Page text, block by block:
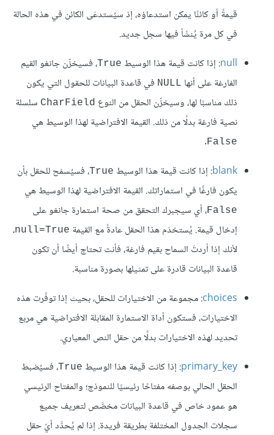
قيمةً أو كائنًا يمكن استدعاؤه، إذ سيُستدعَى الكائن في هذه الحالة
في كل مرة يُنشَأ فيها سجل جديد.
null: إذا كانت قيمة هذا الوسيط True، فسيخزّن جانغو القيم
الفارغة على أنها NULL في قاعدة البيانات للحقول التي يكون
ذلك مناسبًا لها، وسيخزّن الحقل من النوع CharField سلسلة
نصية فارغة بدلًا من ذلك. القيمة الافتراضية لهذا الوسيط هي
False
.
blank: إذا كانت قيمة هذا الوسيط True، فسيُسمَح للحقل بأن
يكون فارغًا في استماراتك. القيمة الافتراضية لهذا الوسيط هي
False، أي سيجبرك التحقق من صحة استمارة جانغو على
إدخال قيمة. يُستخدَم هذا الحقل عادةً مع القيمة null=True،
لأنك إذا أردتَ السماح بقيم فارغة، فأنت تحتاج أيضًا أن تكون
قاعدة البيانات قادرة على تمثيلها بصورة مناسبة.
choices: مجموعة من الاختيارات للحقل، بحيث إذا توفّرت هذه
الاختيارات، فستكون أداة الاستمارة المقابلة الافتراضية هي مربع
تحديد لهذه الاختيارات بدلًا من حقل النص المعياري.
primary_key: إذا كانت قيمة هذا الوسيط True، فسيُضبط
الحقل الحالي بوصفه مفتاحًا رئيسيًا للنموذج؛ والمفتاح الرئيسي
هو عمود خاص في قاعدة البيانات مخصَّص لتعريف جميع
سجلات الجدول المختلفة بطريقة فريدة. إذا لم يُحدَّد أيّ حقل